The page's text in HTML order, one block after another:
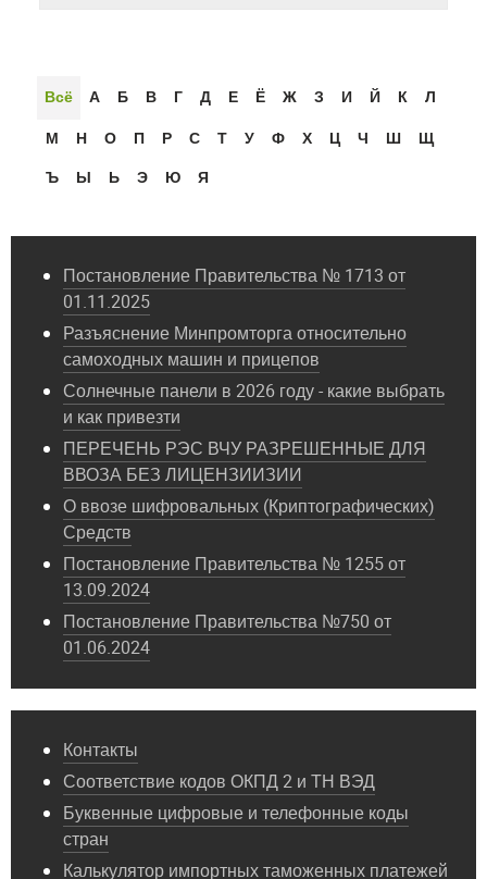
Всё А Б В Г Д Е Ё Ж З И Й К
Л
М
Н О П Р С Т У Ф Х Ц Ч Ш
Щ
Ъ
Ы Ь Э Ю Я
Постановление Правительства № 1713 от
01.11.2025
Разъяснение Минпромторга относительно
самоходных машин и прицепов
Солнечные панели в 2026 году - какие выбрать
и как привезти
ПЕРЕЧЕНЬ РЭС ВЧУ РАЗРЕШЕННЫЕ ДЛЯ
ВВОЗА БЕЗ ЛИЦЕНЗИИЗИИ
О ввозе шифровальных (Криптографических)
Средств
Постановление Правительства № 1255 от
13.09.2024
Постановление Правительства №750 от
01.06.2024
Контакты
Соответствие кодов ОКПД 2 и ТН ВЭД
Буквенные цифровые и телефонные коды
стран
Калькулятор импортных таможенных платежей